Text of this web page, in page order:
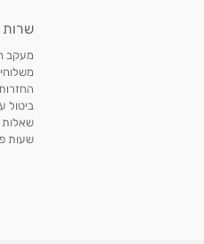
כתובת: אבא
• יש לוודא שחבילה התקבלה טרם
שרות
מעקב
ביטול
שאלות
שעות